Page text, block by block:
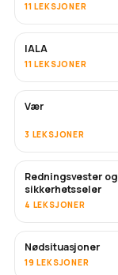
11 LEKSJONER
IALA
11 LEKSJONER
Vær
3 LEKSJONER
Redningsvester og
sikkerhetsseler
4 LEKSJONER
Nødsituasjoner
19 LEKSJONER